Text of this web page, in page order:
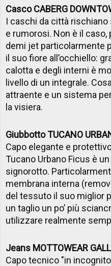
Casco CABERG
I caschi da città
e rumorosi. Non è il caso,
demi jet particolarmente
il suo fiore all’occhiello:
calotta e degli interni è
livello di un integrale.
attraente e un sistema
la visiera.
Giubbotto TUCANO
Capo elegante e
Tucano Urbano Ficus è
signorotto.
membrana interna
del tessuto il suo miglior
un taglio un po’ più
utilizzare realmente
Jeans MOTTOWEAR
Capo tecnico "in